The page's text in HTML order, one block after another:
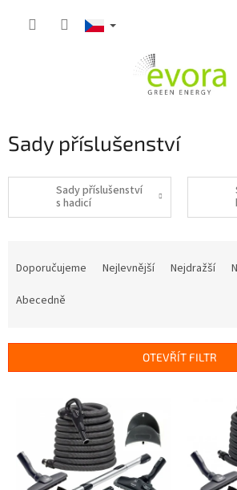
Sady příslušenství
Sady příslušenství
s hadicí
r
Doporučujeme Nejlevnější Nejdražší
Abecedně
OTEVŘÍT FILTR